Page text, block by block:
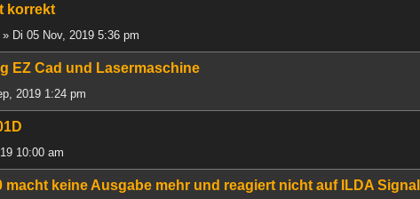
korrekt
» Di 05 Nov, 2019 5:36 pm
EZ Cad und Lasermaschine
2019 1:24 pm
10:00 am
macht keine Ausgabe mehr und reagiert nicht auf ILDA Signal